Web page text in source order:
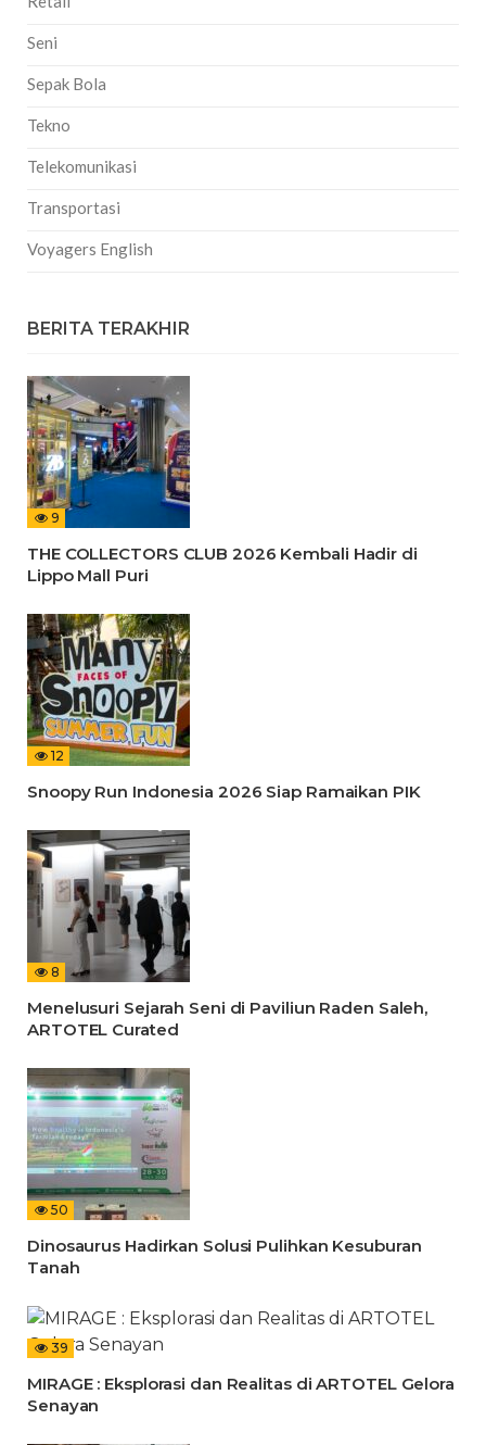
Seni
Sepak Bola
Tekno
Telekomunikasi
Transportasi
Voyagers English
BERITA TERAKHIR
9
THE COLLECTORS CLUB 2026 Kembali Hadir di
Lippo Mall Puri
12
Snoopy Run Indonesia 2026 Siap Ramaikan PIK
8
Menelusuri Sejarah Seni di Paviliun Raden Saleh,
ARTOTEL Curated
50
Dinosaurus Hadirkan Solusi Pulihkan Kesuburan
Tanah
39
MIRAGE : Eksplorasi dan Realitas di ARTOTEL Gelora
Senayan